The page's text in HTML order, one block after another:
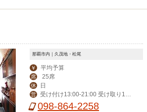
那覇市内｜久茂地・松尾
￥ 平均予算
席 25席
休 日
営
受け付け13:00-21:00 受け取り18:
00-22:00
098-864-2258